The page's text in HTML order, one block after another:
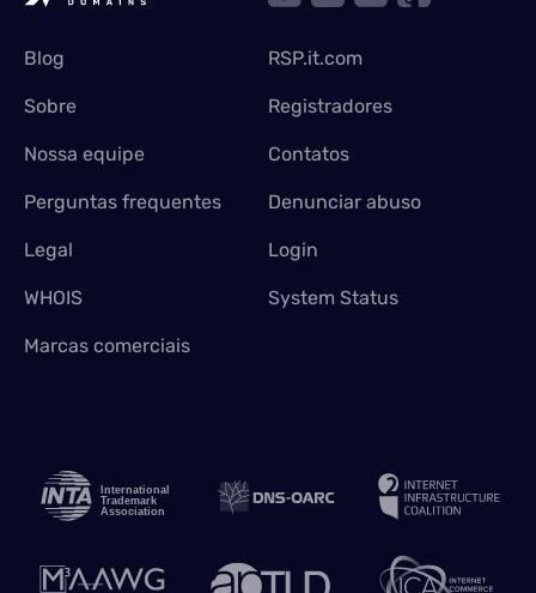
Blog
Sobre
Nossa equipe
Perguntas frequentes
Legal
WHOIS
Marcas comerciais
RSP.it.com
Registradores
Contatos
Denunciar abuso
Login
System Status